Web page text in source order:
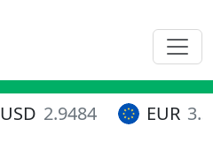
USD 2.9484 EUR